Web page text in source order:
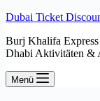
Dubai Ticket
Burj Khalifa
Dhabi Aktivitäten &
Menü